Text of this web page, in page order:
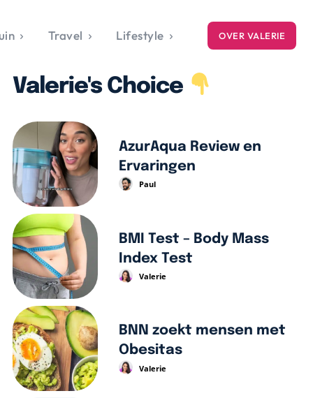
Travel Lifestyle OVER VALERIE
Valerie's Choice
AzurAqua Review en
Ervaringen
Paul
BMI Test – Body Mass
Index Test
Valerie
BNN zoekt mensen met
Obesitas
Valerie